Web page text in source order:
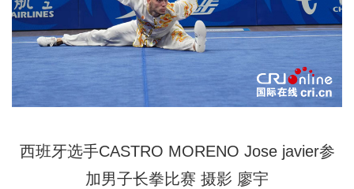
西班牙选手CASTRO MORENO Jose javier参
加男子长拳比赛 摄影 廖宇